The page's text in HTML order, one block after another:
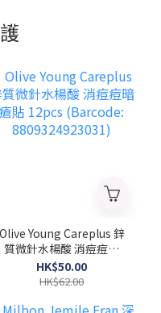
Olive Young Careplus 鋅
質微針水楊酸 消痘痘暗
瘡貼 12pcs (Barcode:
8809324923031)
HK$50.00
HK$62.00